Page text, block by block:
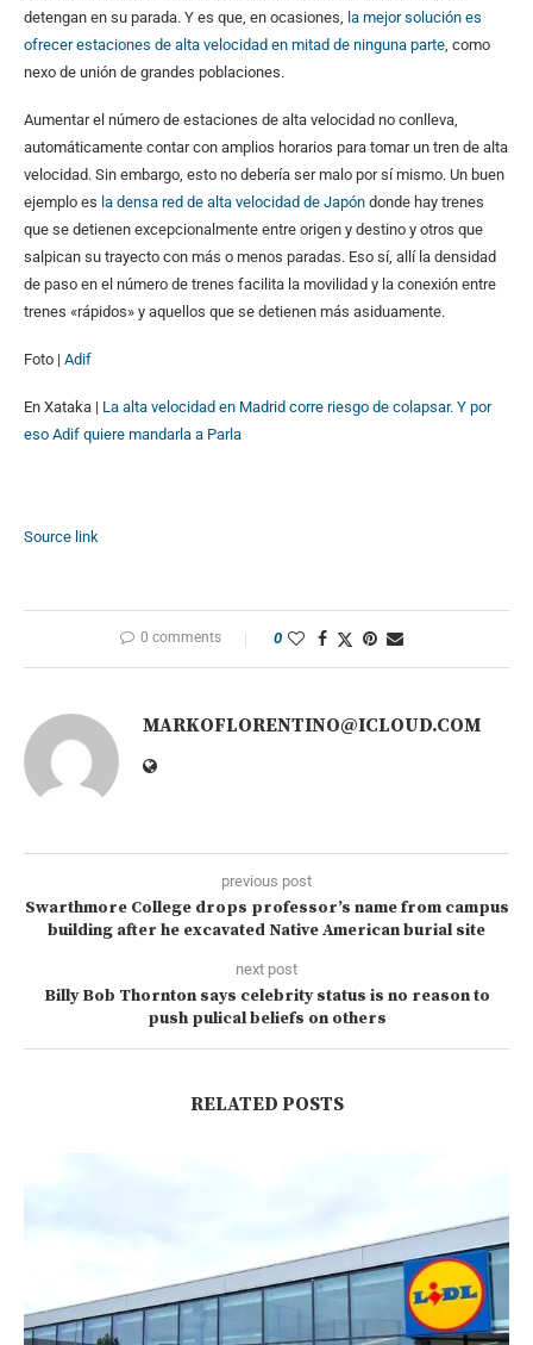
detengan en su parada. Y es que, en ocasiones,
la mejor solución es
ofrecer estaciones de alta velocidad en mitad de ninguna parte , como
nexo de unión de grandes poblaciones.
Aumentar el número de estaciones de alta velocidad no conlleva,
automáticamente contar con amplios horarios para tomar un tren de alta
velocidad. Sin embargo, esto no debería ser malo por sí mismo. Un buen
ejemplo es la densa red de alta velocidad de Japón donde hay trenes
que se detienen excepcionalmente entre origen y destino y otros que
salpican su trayecto con más o menos paradas. Eso sí, allí la densidad
de paso en el número de trenes facilita la movilidad y la conexión entre
trenes «rápidos» y aquellos que se detienen más asiduamente.
Foto | Adif
En Xataka | La alta velocidad en Madrid corre riesgo de colapsar. Y por
eso Adif quiere mandarla a Parla
Source link
0 comments 0
MARKOFLORENTINO@ICLOUD.COM
previous post
Swarthmore College drops professor’s name from campus
building after he excavated Native American burial site
next post
Billy Bob Thornton says celebrity status is no reason to
push pulical beliefs on others
RELATED POSTS